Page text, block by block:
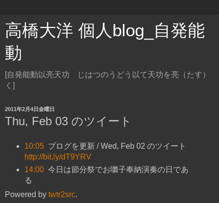
高橋大洋 個人blog_自発能
動
[自発能動以亮天功 じはつのうどう以て天功を亮（たす）
く]
2011年2月4日金曜日
Thu, Feb 03 のツイート
10:05 ブログを更新 / Wed, Feb 02 のツイート
http://bit.ly/dT9YRV
14:00 今日は節分祭でお囃子奉納演奏の日であ
る
Powered by twtr2src.